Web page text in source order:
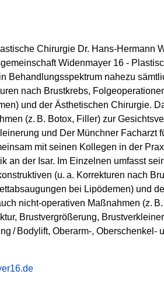
Chirurgie Dr. Hans-Hermann
Widenmayer 16 -
Behandlungsspektrum nahezu
nach Brustkrebs,
und der Ästhetischen Chirurgie.
(z. B. Botox, Filler) zur
und Der Münchner Facharzt
mit seinen Kollegen in der
an der Isar. Im Einzelnen umfasst
(u. a. Korrekturen nach
bei Lipöde­men) und
nicht-operativen Maßnahmen (z.
Brustvergrößerung,
/ Bodylift, Oberarm-, Oberschenkel-